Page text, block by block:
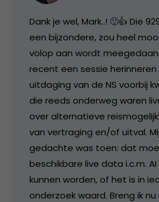
Dank je wel, Mark..! 🙂👍 Die
een bijzondere, zou heel
volop aan wordt
recent een sessie herinneren
uitdaging van de NS voorbij
die reeds onderweg waren
over alternatieve
van vertraging en/of uitval.
gedachte was toen: dat
beschikbare live data i.c.m.
kunnen worden, of het is in
onderzoek waard. Breng ik